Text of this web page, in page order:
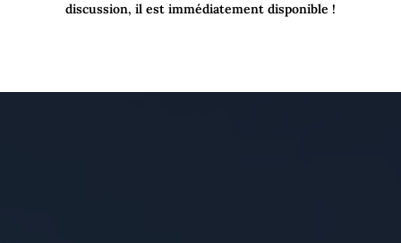
discussion, il est immédiatement disponible !